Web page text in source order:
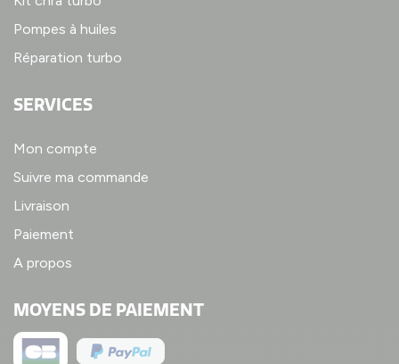
Pompes à huiles
Réparation turbo
SERVICES
Mon compte
Suivre ma commande
Livraison
Paiement
A propos
MOYENS DE PAIEMENT